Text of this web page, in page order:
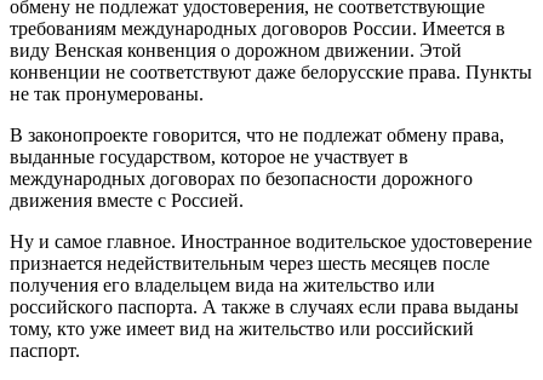
обмену не подлежат удостоверения, не соответствующие
требованиям международных договоров России. Имеется в
виду Венская конвенция о дорожном движении. Этой
конвенции не соответствуют даже белорусские права. Пункты
не так пронумерованы.
В законопроекте говорится, что не подлежат обмену права,
выданные государством, которое не участвует в
международных договорах по безопасности дорожного
движения вместе с Россией.
Ну и самое главное. Иностранное водительское удостоверение
признается недействительным через шесть месяцев после
получения его владельцем вида на жительство или
российского паспорта. А также в случаях если права выданы
тому, кто уже имеет вид на жительство или российский
паспорт.